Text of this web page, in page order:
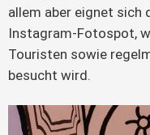
allem aber eignet sich
Instagram-Fotospot,
Touristen sowie
besucht wird.